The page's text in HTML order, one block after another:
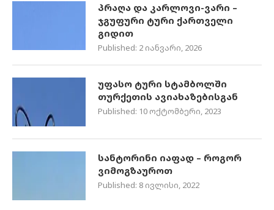
პრაღა და კარლოვი-ვარი –
ჯგუფური ტური ქართველი
გიდით
Published: 2 იანვარი, 2026
უფასო ტური სტამბოლში
თურქეთის ავიახაზებისგან
Published: 10 ოქტომბერი, 2023
სანტორინი იაფად – როგორ
ვიმოგზაუროთ
Published: 8 ივლისი, 2022